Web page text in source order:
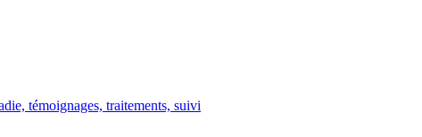
témoignages, traitements, suivi